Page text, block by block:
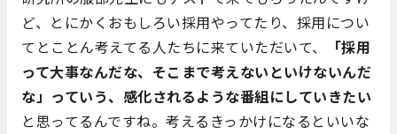
ど、とにかくおもしろい採用やってたり、採用につい
てとことん考えてる人たちに来ていただいて、
「採用
って大事なんだな、そこまで考えないといけないんだ
な」っていう、感化されるような番組にしていきたい
と思ってるんですね。考えるきっかけになるといいな